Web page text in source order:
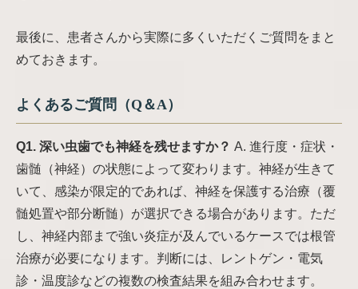
最後に、患者さんから実際に多くいただくご質問をまと
めておきます。
よくあるご質問（Q＆A）
Q1. 深い虫歯でも神経を残せますか？ A. 進行度・症状・
歯髄（神経）の状態によって変わります。神経が生きて
いて、感染が限定的であれば、神経を保護する治療（覆
髄処置や部分断髄）が選択できる場合があります。ただ
し、神経内部まで強い炎症が及んでいるケースでは根管
治療が必要になります。判断には、レントゲン・電気
診・温度診などの複数の検査結果を組み合わせます。